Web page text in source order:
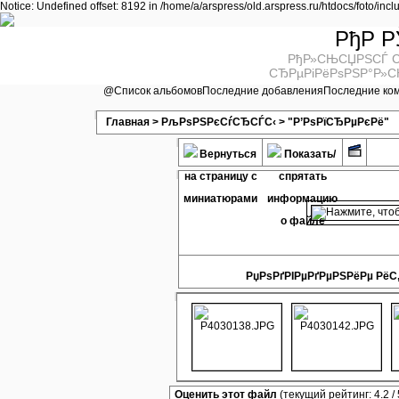
Notice: Undefined offset: 8192 in /home/a/arspress/old.arspress.ru/htdocs/foto/
РђР
РђР»СЊСЏРЅСЃ
@Список альбомовПоследние добавления Последние
Главная > РљРѕРЅРєСѓСЂСЃС‹ > "Р’РѕРїСЂРµРєРё"
РџРѕРґРІРµРґРµРЅРёРµ
Оценить этот файл (текущий рейтинг: 4.2 /